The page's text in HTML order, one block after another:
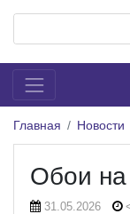
Главная Новости
Обои на
31.05.2026